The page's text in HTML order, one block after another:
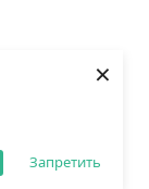
Запретить
×